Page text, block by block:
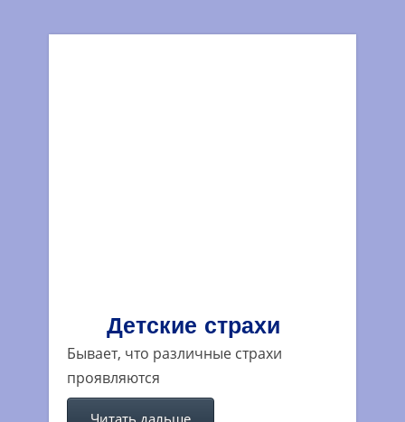
Детские страхи
Бывает, что различные страхи
проявляются
Читать дальше